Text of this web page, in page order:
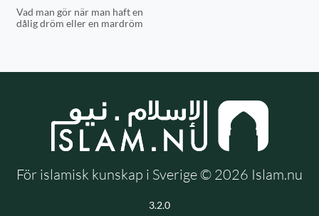
Vad man gör när man haft en
dålig dröm eller en mardröm
För islamisk kunskap i Sverige © 2026 Islam.nu
3.2.0